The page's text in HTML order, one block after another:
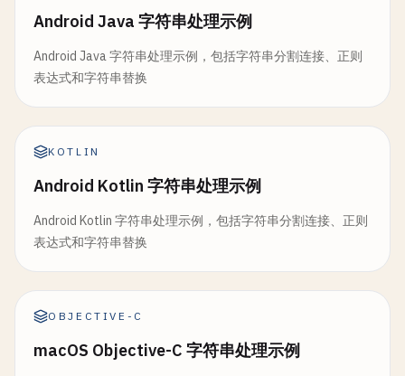
Android Java 字符串处理示例
Android Java 字符串处理示例，包括字符串分割连接、正则
表达式和字符串替换
KOTLIN
Android Kotlin 字符串处理示例
Android Kotlin 字符串处理示例，包括字符串分割连接、正则
表达式和字符串替换
OBJECTIVE-C
macOS Objective-C 字符串处理示例